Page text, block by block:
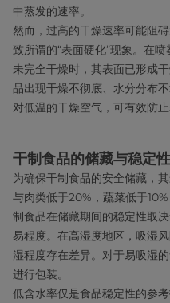
中蒸发的速率。
然而，过高的干燥速率可能阻
致所谓的“表面硬化”现象。在
未完全干燥时，其表面已形成
品出现干燥不彻底、水分分布
对低温的干燥空气，可有效防止
干制食品的储藏与稳定性
为确保干制食品的安全储藏，
与肉类低于20%，蔬菜低于
制食品在储藏期间的稳定性取
易程度。在高湿度地区，吸湿
湿程度存在差异。对于易吸湿
进行包装。
低含水率仅是食品稳定性的参